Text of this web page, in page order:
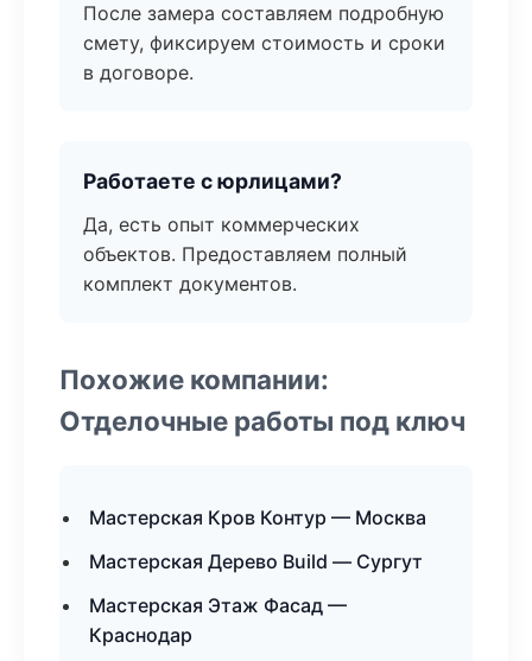
После замера составляем подробную
смету, фиксируем стоимость и сроки
в договоре.
Работаете с юрлицами?
Да, есть опыт коммерческих
объектов. Предоставляем полный
комплект документов.
Похожие компании:
Отделочные работы под ключ
Мастерская Кров Контур — Москва
Мастерская Дерево Build — Сургут
Мастерская Этаж Фасад —
Краснодар